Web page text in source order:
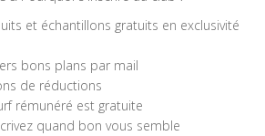
et échantillons gratuits en exclusivité
bons plans par mail
de réductions
rémunéré est gratuite
quand bon vous semble